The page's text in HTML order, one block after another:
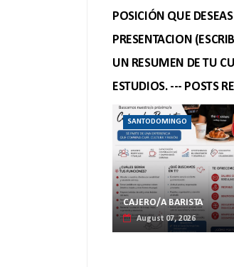
POSICIÓN QUE
PRESENTACION
UN RESUMEN DE TU
ESTUDIOS. --- POSTS
SANTODOMINGO
CAJERO/A BARISTA
August 07, 2026